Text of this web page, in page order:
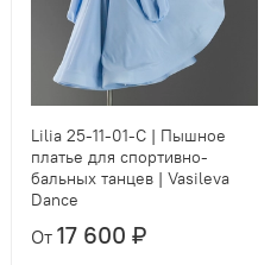
Lilia 25-11-01-С | Пышное
платье для спортивно-
бальных танцев | Vasileva
Dance
От 17 600 ₽